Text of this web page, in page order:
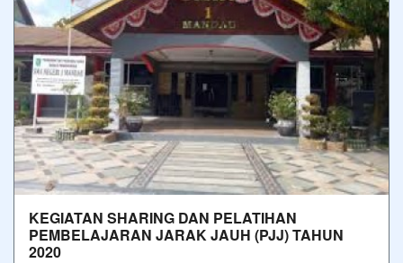
KEGIATAN SHARING DAN PELATIHAN
PEMBELAJARAN JARAK JAUH (PJJ) TAHUN
2020